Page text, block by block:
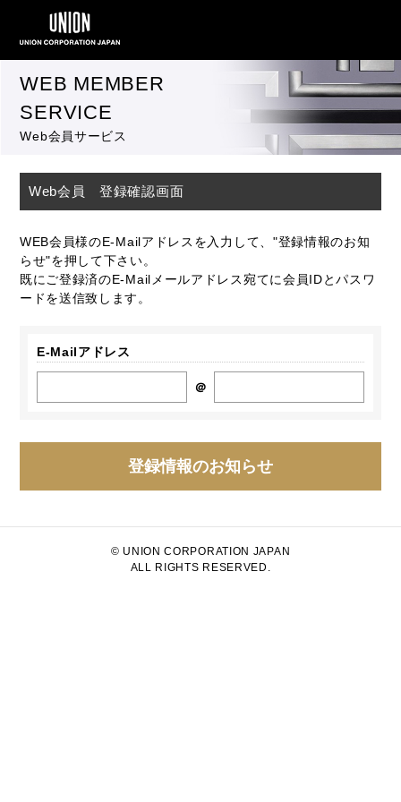
WEB MEMBER
SERVICE
Web会員サービス
Web会員 登録確認画面
WEB会員様のE-Mailアドレスを入力して、"登録情報のお知
らせ"を押して下さい。
既にご登録済のE-Mailメールアドレス宛てに会員IDとパスワ
ードを送信致します。
E-Mailアドレス
＠
登録情報のお知らせ
© UNION CORPORATION JAPAN
ALL RIGHTS RESERVED.